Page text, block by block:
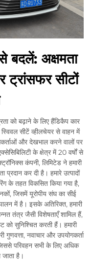
बदलें: अक्षमता
ट्रांसफर सीटों
को बढ़ाने के लिए हैंडिकैप कार
स्विवल सीटें व्हीलचेयर से वाहन में
और देखभाल करने वालों पर
के क्षेत्र में 20 वर्षों से
कंपनी, लिमिटेड ने हमारी
प्रदान कर दी है। हमारे उत्पादों
के तहत विकसित किया गया है,
जिसमें यूरोपीय संघ का सीई
में है। इसके अतिरिक्त, हमारी
तंत्र जैसी विशेषताएँ शामिल हैं,
को सुनिश्चित करती हैं। हमारी
नवाचार और उपयोगकर्ता
परिवहन सभी के लिए अधिक
है।